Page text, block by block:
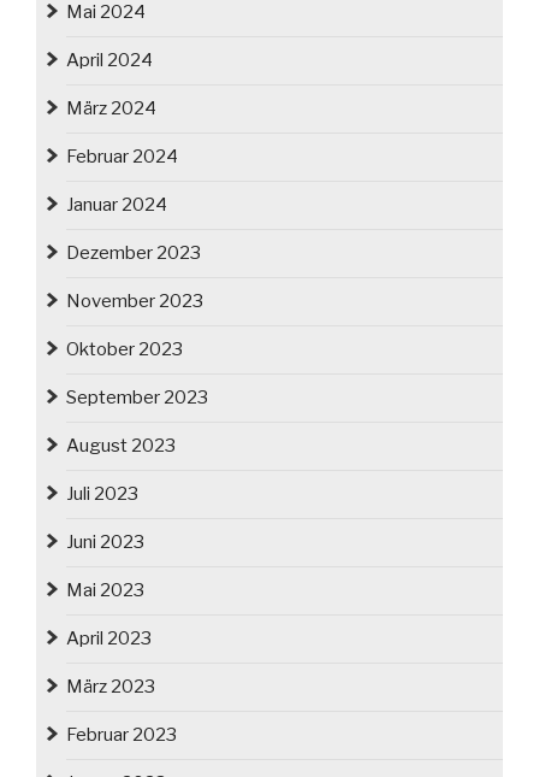
Mai 2024
April 2024
März 2024
Februar 2024
Januar 2024
Dezember 2023
November 2023
Oktober 2023
September 2023
August 2023
Juli 2023
Juni 2023
Mai 2023
April 2023
März 2023
Februar 2023